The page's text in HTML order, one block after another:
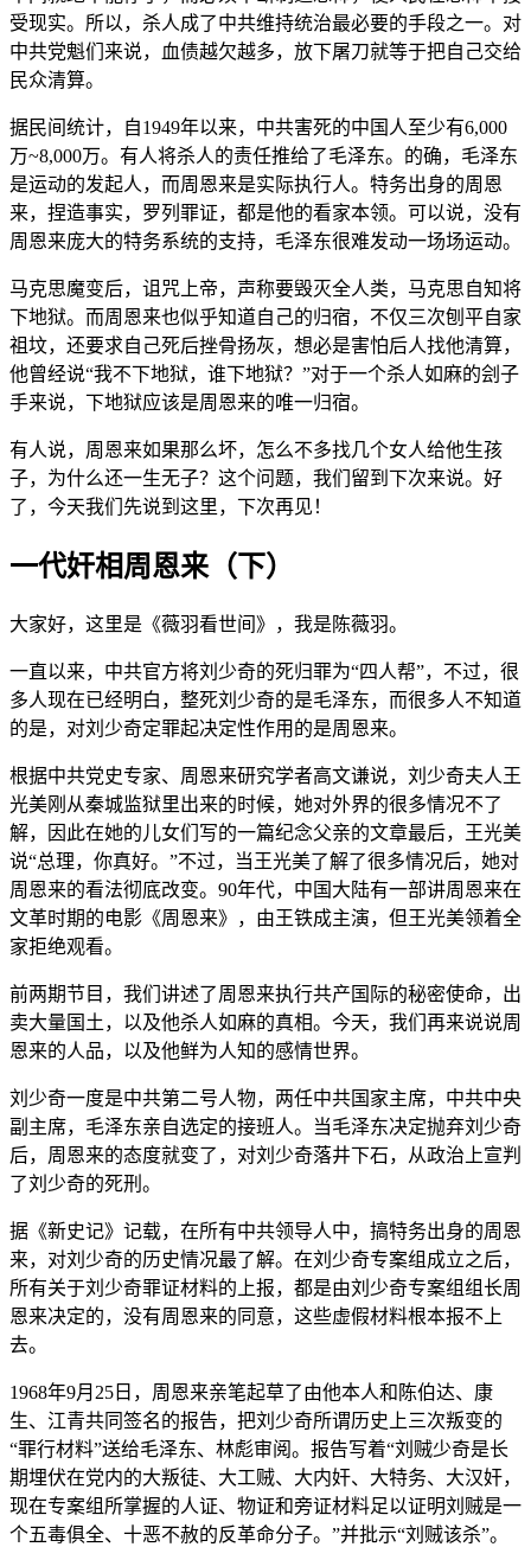
受现实。所以，杀人成了中共维持统治最必要的手段之一。对
中共党魁们来说，血债越欠越多，放下屠刀就等于把自己交给
民众清算。
据民间统计，自1949年以来，中共害死的中国人至少有6,000
万~8,000万。有人将杀人的责任推给了毛泽东。的确，毛泽东
是运动的发起人，而周恩来是实际执行人。特务出身的周恩
来，捏造事实，罗列罪证，都是他的看家本领。可以说，没有
周恩来庞大的特务系统的支持，毛泽东很难发动一场场运动。
马克思魔变后，诅咒上帝，声称要毁灭全人类，马克思自知将
下地狱。而周恩来也似乎知道自己的归宿，不仅三次刨平自家
祖坟，还要求自己死后挫骨扬灰，想必是害怕后人找他清算，
他曾经说“我不下地狱，谁下地狱？”对于一个杀人如麻的刽子
手来说，下地狱应该是周恩来的唯一归宿。
有人说，周恩来如果那么坏，怎么不多找几个女人给他生孩
子，为什么还一生无子？这个问题，我们留到下次来说。好
了，今天我们先说到这里，下次再见！
一代奸相周恩来（下）
大家好，这里是《薇羽看世间》，我是陈薇羽。
一直以来，中共官方将刘少奇的死归罪为“四人帮”，不过，很
多人现在已经明白，整死刘少奇的是毛泽东，而很多人不知道
的是，对刘少奇定罪起决定性作用的是周恩来。
根据中共党史专家、周恩来研究学者高文谦说，刘少奇夫人王
光美刚从秦城监狱里出来的时候，她对外界的很多情况不了
解，因此在她的儿女们写的一篇纪念父亲的文章最后，王光美
说“总理，你真好。”不过，当王光美了解了很多情况后，她对
周恩来的看法彻底改变。90年代，中国大陆有一部讲周恩来在
文革时期的电影《周恩来》，由王铁成主演，但王光美领着全
家拒绝观看。
前两期节目，我们讲述了周恩来执行共产国际的秘密使命，出
卖大量国土，以及他杀人如麻的真相。今天，我们再来说说周
恩来的人品，以及他鲜为人知的感情世界。
刘少奇一度是中共第二号人物，两任中共国家主席，中共中央
副主席，毛泽东亲自选定的接班人。当毛泽东决定抛弃刘少奇
后，周恩来的态度就变了，对刘少奇落井下石，从政治上宣判
了刘少奇的死刑。
据《新史记》记载，在所有中共领导人中，搞特务出身的周恩
来，对刘少奇的历史情况最了解。在刘少奇专案组成立之后，
所有关于刘少奇罪证材料的上报，都是由刘少奇专案组组长周
恩来决定的，没有周恩来的同意，这些虚假材料根本报不上
去。
1968年9月25日，周恩来亲笔起草了由他本人和陈伯达、康
生、江青共同签名的报告，把刘少奇所谓历史上三次叛变的
“罪行材料”送给毛泽东、林彪审阅。报告写着“刘贼少奇是长
期埋伏在党内的大叛徒、大工贼、大内奸、大特务、大汉奸，
现在专案组所掌握的人证、物证和旁证材料足以证明刘贼是一
个五毒俱全、十恶不赦的反革命分子。”并批示“刘贼该杀”。